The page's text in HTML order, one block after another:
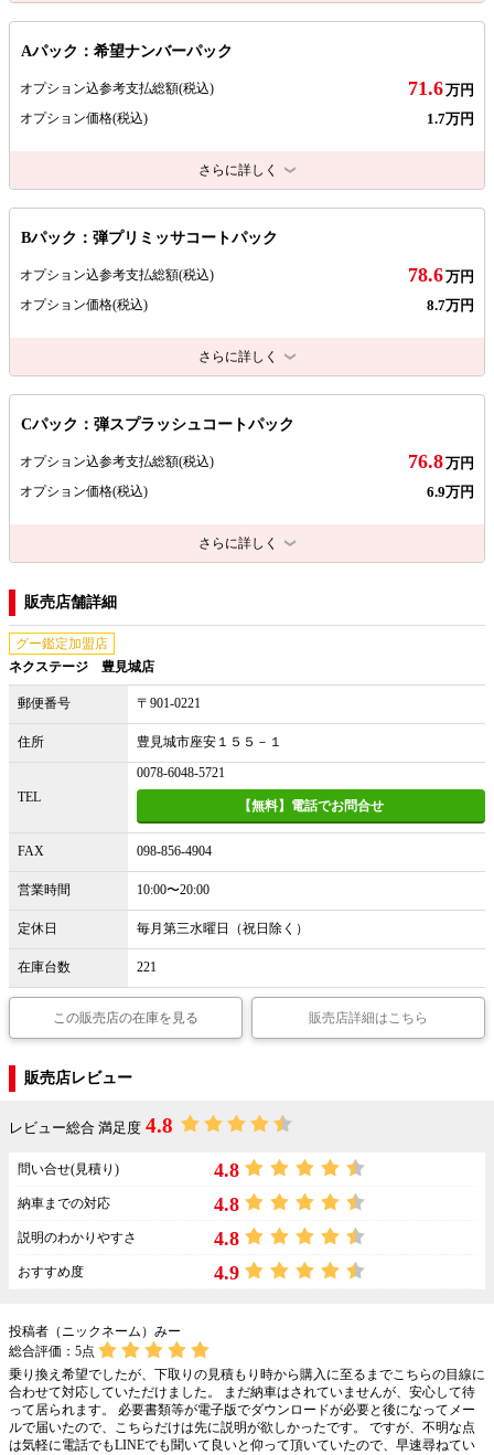
Aパック：希望ナンバーパック
オプション込参考支払総額(税込) 71.6万円
オプション価格(税込) 1.7万円
さらに詳しく
Bパック：弾プリミッサコートパック
オプション込参考支払総額(税込) 78.6万円
オプション価格(税込) 8.7万円
さらに詳しく
Cパック：弾スプラッシュコートパック
オプション込参考支払総額(税込) 76.8万円
オプション価格(税込) 6.9万円
さらに詳しく
販売店舗詳細
グー鑑定加盟店
ネクステージ 豊見城店
郵便番号 〒901-0221
住所 豊見城市座安１５５－１
TEL
0078-6048-5721
【無料】電話でお問合せ
FAX 098-856-4904
営業時間 10:00〜20:00
定休日 毎月第三水曜日（祝日除く）
在庫台数 221
この販売店の在庫を見る 販売店詳細はこちら
販売店レビュー
レビュー総合 満足度 4.8
問い合せ(見積り) 4.8
納車までの対応 4.8
説明のわかりやすさ 4.8
おすすめ度 4.9
投稿者（ニックネーム）みー
総合評価： 5点
乗り換え希望でしたが、下取りの見積もり時から購入に至るまでこちらの目線に
合わせて対応していただけました。 まだ納車はされていませんが、安心して待
って居られます。 必要書類等が電子版でダウンロードが必要と後になってメー
ルで届いたので、こちらだけは先に説明が欲しかったです。 ですが、不明な点
は気軽に電話でもLINEでも聞いて良いと仰って頂いていたので、早速尋ねてい